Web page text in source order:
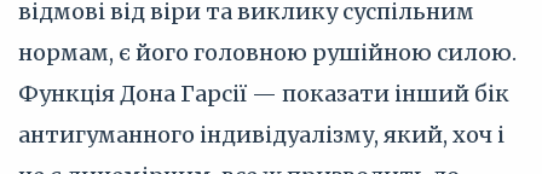
відмові від віри та виклику суспільним
нормам, є його головною рушійною силою.
Функція Дона Гарсії — показати інший бік
антигуманного індивідуалізму, який, хоч і